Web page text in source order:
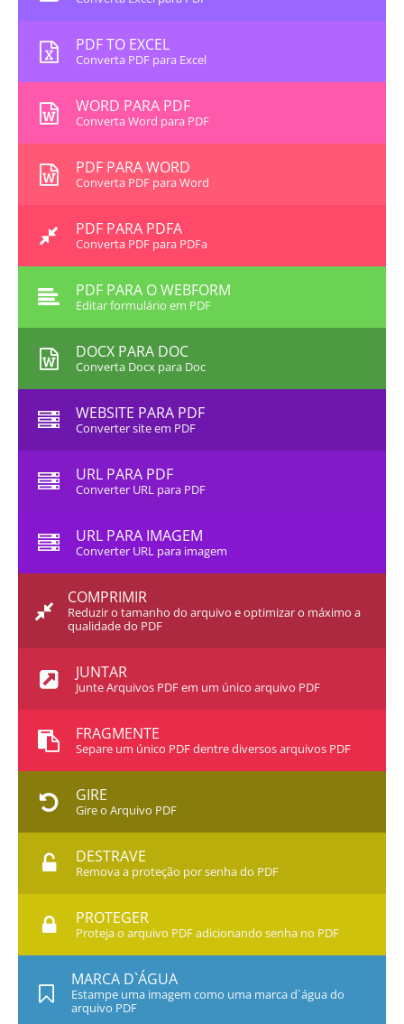
PDF TO EXCEL
Converta PDF para Excel
WORD PARA PDF
Converta Word para PDF
PDF PARA WORD
Converta PDF para Word
PDF PARA PDFA
Converta PDF para PDFa
PDF PARA O WEBFORM
Editar formulário em PDF
DOCX PARA DOC
Converta Docx para Doc
WEBSITE PARA PDF
Converter site em PDF
URL PARA PDF
Converter URL para PDF
URL PARA IMAGEM
Converter URL para imagem
COMPRIMIR
Reduzir o tamanho do arquivo e optimizar o máximo a
qualidade do PDF
JUNTAR
Junte Arquivos PDF em um único arquivo PDF
FRAGMENTE
Separe um único PDF dentre diversos arquivos PDF
GIRE
Gire o Arquivo PDF
DESTRAVE
Remova a proteção por senha do PDF
PROTEGER
Proteja o arquivo PDF adicionando senha no PDF
MARCA D`ÁGUA
Estampe uma imagem como uma marca d`água do
arquivo PDF